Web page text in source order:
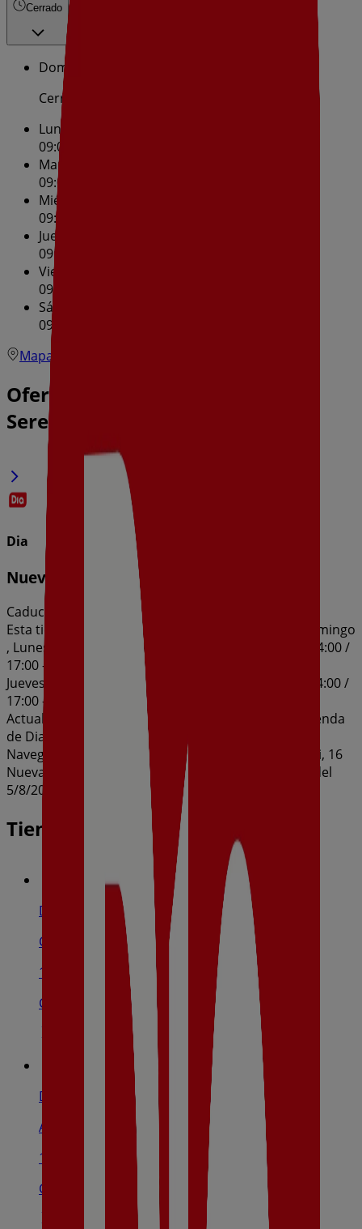
Cerrado
Domingo
Cerrado
Lunes
09:00 - 14:00
Martes
09:00 - 14:00
Miércoles
09:00 - 14:00
Jueves
09:00 - 14:00
Viernes
09:00 - 14:00
Sábado
09:00 - 14:00
Mapa
Ofertas de Dia en Zalamea de la
Serena
Dia
Nueva Calidad Dia del 05/08 al 11/08
Caduca el 11/8
Esta tienda de Dia tiene los siguientes horarios: Domingo
, Lunes 09:00 - 14:00 / 17:00 - 20:00, Martes 09:00 - 14:00 /
17:00 - 20:00, Miércoles 09:00 - 14:00 / 17:00 - 20:00,
Jueves 09:00 - 14:00 / 17:00 - 20:00, Viernes 09:00 - 14:00 /
17:00 - 20:00, Sábado 09:00 - 14:00
Actualmente hay 1 catálogos disponibles en esta tienda
de Dia.
Navega por el último catálogo de Dia en Calle Pío Xii, 16
Nueva Calidad Dia del 05/08 al 11/08 que es válido del
5/8/2026 al 11/8/2026 y no pares de ahorrar.
Tiendas más cercanas
Dia
Calle Pío Xii, 16, Zalamea De La Serena
141 m
Cerrado
Dia
Avenida Canal, S/N, Quintana De La Serena
10.4 km
Cerrado